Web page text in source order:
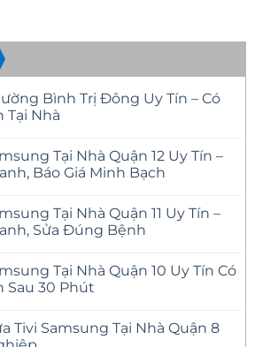
Bình Trị Đông Uy Tín – Có
Tại Nhà
Tại Nhà Quận 12 Uy Tín –
Báo Giá Minh Bạch
Tại Nhà Quận 11 Uy Tín –
Sửa Đúng Bệnh
Tại Nhà Quận 10 Uy Tín Có
Sau 30 Phút
Tivi Samsung Tại Nhà Quận 8